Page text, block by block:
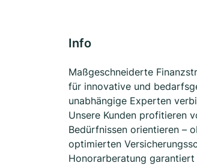
Info
Maßgeschneiderte
für innovative und
unabhängige Experten
Unsere Kunden profitieren
Bedürfnissen orientieren –
optimierten
Honorarberatung